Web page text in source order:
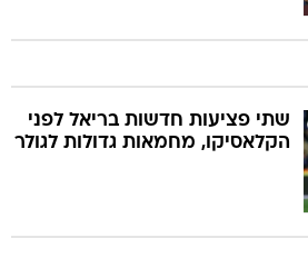
שתי פציעות חדשות בריאל לפני
הקלאסיקו, מחמאות גדולות לגולר